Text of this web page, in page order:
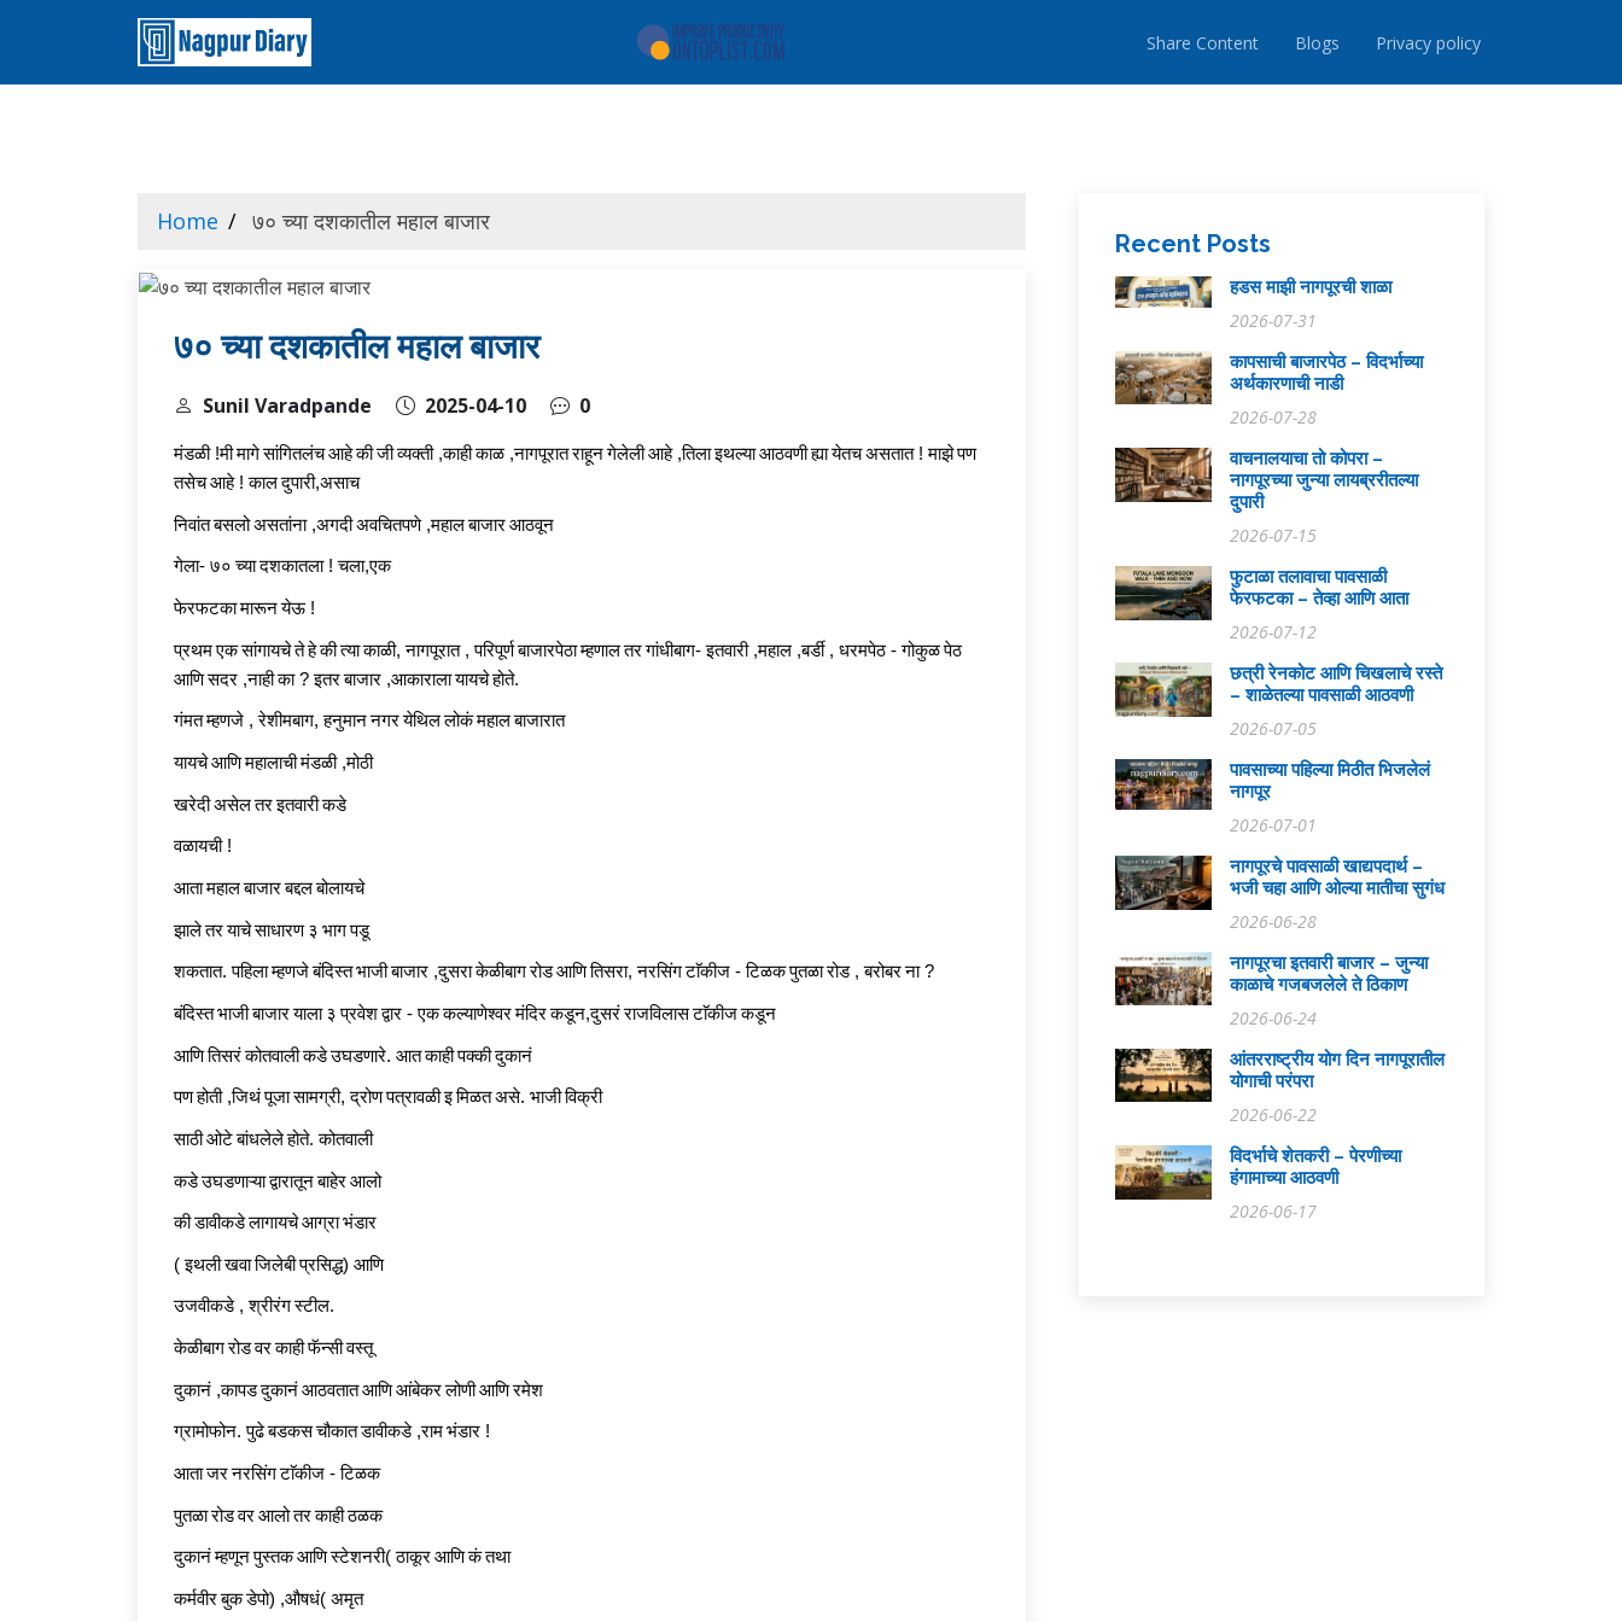
Share Content Blogs Privacy policy
Home ७० च्या दशकातील महाल बाजार
७० च्या दशकातील महाल बाजार
Sunil Varadpande 2025-04-10 0
मंडळी!मीमागेसांगितलंचआहेकीजीव्यक्ती,काहीकाळ ,नागपूरातराहूनगेलेलीआहे,तिलाइथल्याआठवणीह्यायेतचअसतात!माझेपण
तसेचआहे!कालदुपारी,असाच
निवांतबसलोअसतांना,अगदीअवचितपणे,महालबाजारआठवून
गेला- ७० च्यादशकातला!चला,एक
फेरफटकामारूनयेऊ!
प्रथमएकसांगायचेतेहेकीत्याकाळी,नागपूरात,परिपूर्णबाजारपेठाम्हणालतरगांधीबाग-इतवारी,महाल ,बर्डी, धरमपेठ-गोकुळपेठ
आणिसदर ,नाहीका?इतरबाजार ,आकारालायायचेहोते.
गंमतम्हणजे ,रेशीमबाग,हनुमाननगरयेथिललोकंमहालबाजारात
यायचेआणिमहालाचीमंडळी,मोठी
खरेदीअसेलतरइतवारीकडे
वळायची!
आतामहालबाजारबद्दलबोलायचे
झालेतरयाचेसाधारण ३ भागपडू
शकतात.पहिलाम्हणजेबंदिस्तभाजीबाजार ,दुसराकेळीबागरोडआणितिसरा,नरसिंगटाॅकीज -टिळकपुतळारोड,बरोबरना?
बंदिस्तभाजीबाजारयाला ३ प्रवेशद्वार -एककल्याणेश्वरमंदिरकडून,दुसरंराजविलासटाॅकीजकडून
आणितिसरंकोतवालीकडेउघडणारे. आतकाहीपक्कीदुकानं
पणहोती,जिथंपूजासामग्री,द्रोणपत्रावळीइमिळतअसे. भाजीविक्री
साठीओटेबांधलेलेहोते.कोतवाली
कडेउघडणाऱ्याद्वारातूनबाहेरआलो
कीडावीकडेलागायचेआग्राभंडार
(इथलीखवाजिलेबीप्रसिद्ध) आणि
उजवीकडे,श्रीरंगस्टील.
केळीबागरोडवरकाहीफॅन्सीवस्तू
दुकानं ,कापडदुकानंआठवतातआणिआंबेकरलोणीआणिरमेश
ग्रामोफोन.पुढेबडकसचौकातडावीकडे,रामभंडार !
आताजरनरसिंगटाॅकीज -टिळक
पुतळारोडवरआलोतरकाहीठळक
दुकानंम्हणूनपुस्तकआणिस्टेशनरी(ठाकूरआणिकंतथा
कर्मवीरबुकडेपो) ,औषधं( अमृत
Recent Posts
हडस माझी नागपूरची शाळा
2026-07-31
कापसाची बाजारपेठ – विदर्भाच्या
अर्थकारणाची नाडी
2026-07-28
वाचनालयाचा तो कोपरा –
नागपूरच्या जुन्या लायब्ररीतल्या
दुपारी
2026-07-15
फुटाळा तलावाचा पावसाळी
फेरफटका – तेव्हा आणि आता
2026-07-12
छत्री रेनकोट आणि चिखलाचे रस्ते
– शाळेतल्या पावसाळी आठवणी
2026-07-05
पावसाच्या पहिल्या मिठीत भिजलेलं
नागपूर
2026-07-01
नागपूरचे पावसाळी खाद्यपदार्थ –
भजी चहा आणि ओल्या मातीचा सुगंध
2026-06-28
नागपूरचा इतवारी बाजार – जुन्या
काळाचे गजबजलेले ते ठिकाण
2026-06-24
आंतरराष्ट्रीय योग दिन नागपूरातील
योगाची परंपरा
2026-06-22
विदर्भाचे शेतकरी – पेरणीच्या
हंगामाच्या आठवणी
2026-06-17